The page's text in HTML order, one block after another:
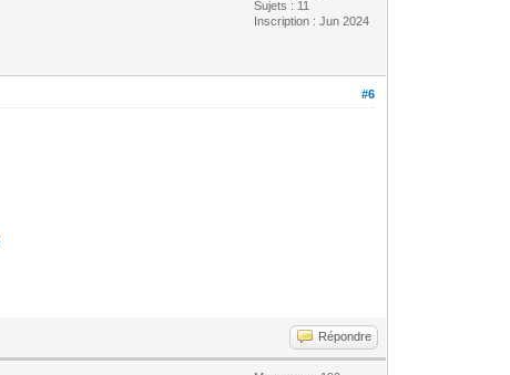
Sujets : 11
Inscription : Jun 2024
#6
Répondre